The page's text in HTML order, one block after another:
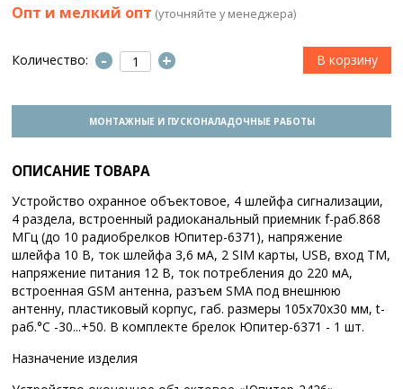
Опт и мелкий опт (уточняйте у менеджера)
Количество: - +
МОНТАЖНЫЕ И ПУСКОНАЛАДОЧНЫЕ РАБОТЫ
ОПИСАНИЕ ТОВАРА
Устройство охранное объектовое, 4 шлейфа сигнализации,
4 раздела, встроенный радиоканальный приемник f-раб.868
МГц (до 10 радиобрелков Юпитер-6371), напряжение
шлейфа 10 В, ток шлейфа 3,6 мА, 2 SIM карты, USB, вход ТМ,
напряжение питания 12 В, ток потребления до 220 мА,
встроенная GSM антенна, разъем SMA под внешнюю
антенну, пластиковый корпус, габ. размеры 105х70х30 мм, t-
раб.°C -30...+50. В комплекте брелок Юпитер-6371 - 1 шт.
Назначение изделия